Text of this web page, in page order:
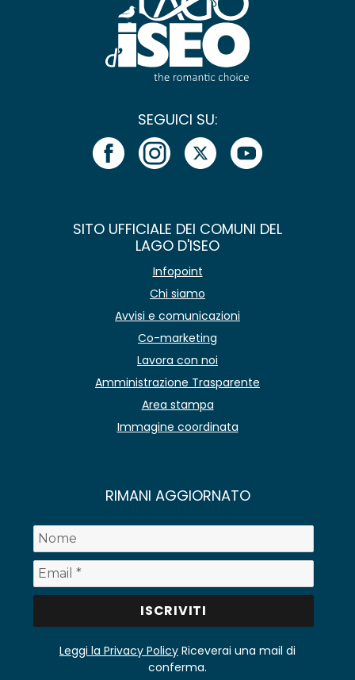
SEGUICI SU:
SITO UFFICIALE DEI COMUNI DEL
LAGO D'ISEO
Infopoint
Chi siamo
Avvisi e comunicazioni
Co-marketing
Lavora con noi
Amministrazione Trasparente
Area stampa
Immagine coordinata
RIMANI AGGIORNATO
Leggi la Privacy Policy Riceverai una mail di
conferma.